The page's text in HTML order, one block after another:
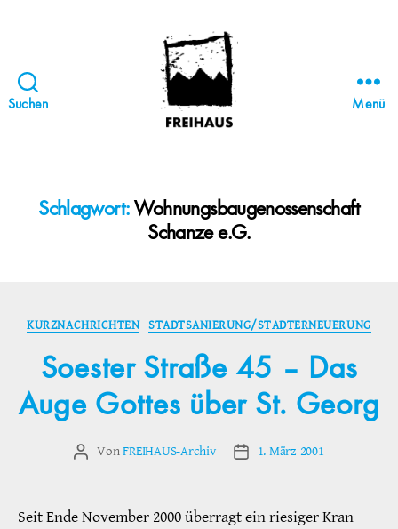
Suchen
STATTBAU
HAMBURG
Menü
Schlagwort: Wohnungsbaugenossenschaft
Schanze e.G.
Kategorien
KURZNACHRICHTEN STADTSANIERUNG/STADTERNEUERUNG
Soester Straße 45 – Das
Auge Gottes über St. Georg
Beitragsautor
VonFREIHAUS-Archiv Veröffentlichungsdatum
1. März 2001
Seit Ende November 2000 überragt ein riesiger Kran